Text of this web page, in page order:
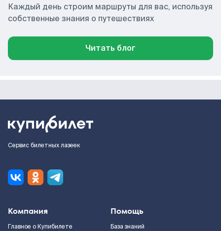
Каждый день строим маршруты для вас, используя
собственные знания о путешествиях
Читать блог
Сервис билетных лазеек
Компания
Главное о Купибилете
Помощь
База знаний